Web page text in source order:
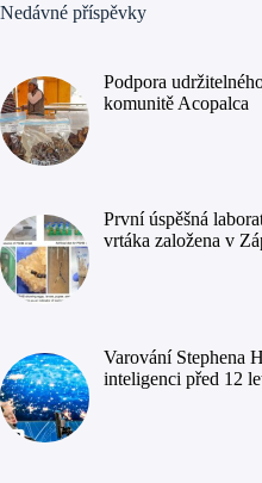
Nedávné příspěvky
Podpora
komunitě Acopalca
První úspěšná
vrtáka založena v
Varování Stephena
inteligenci před 12